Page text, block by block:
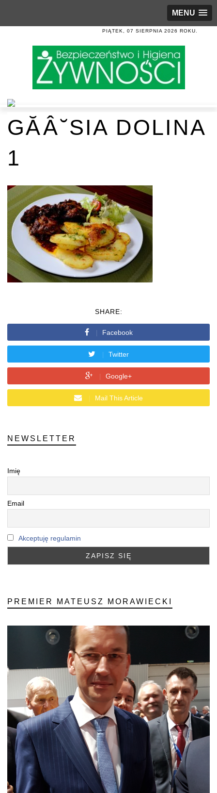
MENU
PIĄTEK, 07 SIERPNIA 2026 ROKU.
GĂÂ˘SIA DOLINA
1
SHARE:
Facebook
Twitter
Google+
Mail This Article
NEWSLETTER
Imię
Email
Akceptuję regulamin
PREMIER MATEUSZ MORAWIECKI